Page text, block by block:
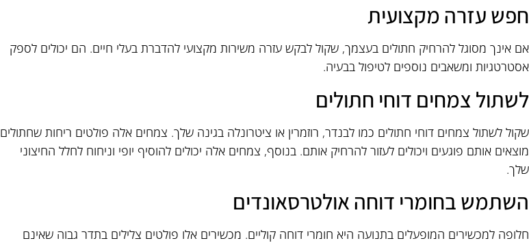
חפש עזרה מקצועית
אם אינך מסוגל להרחיק חתולים בעצמך, שקול לבקש עזרה משירות מקצועי להדברת בעלי חיים. הם יכולים לספק
אסטרטגיות ומשאבים נוספים לטיפול בבעיה.
לשתול צמחים דוחי חתולים
שקול לשתול צמחים דוחי חתולים כמו לבנדר, רוזמרין או ציטרונלה בגינה שלך. צמחים אלה פולטים ריחות שחתולים
מוצאים אותם פוגעים ויכולים לעזור להרחיק אותם. בנוסף, צמחים אלה יכולים להוסיף יופי וניחוח לחלל החיצוני
שלך.
השתמש בחומרי דוחה אולטרסאונדים
חלופה למכשירים המופעלים בתנועה היא חומרי דוחה קוליים. מכשירים אלו פולטים צלילים בתדר גבוה שאינם